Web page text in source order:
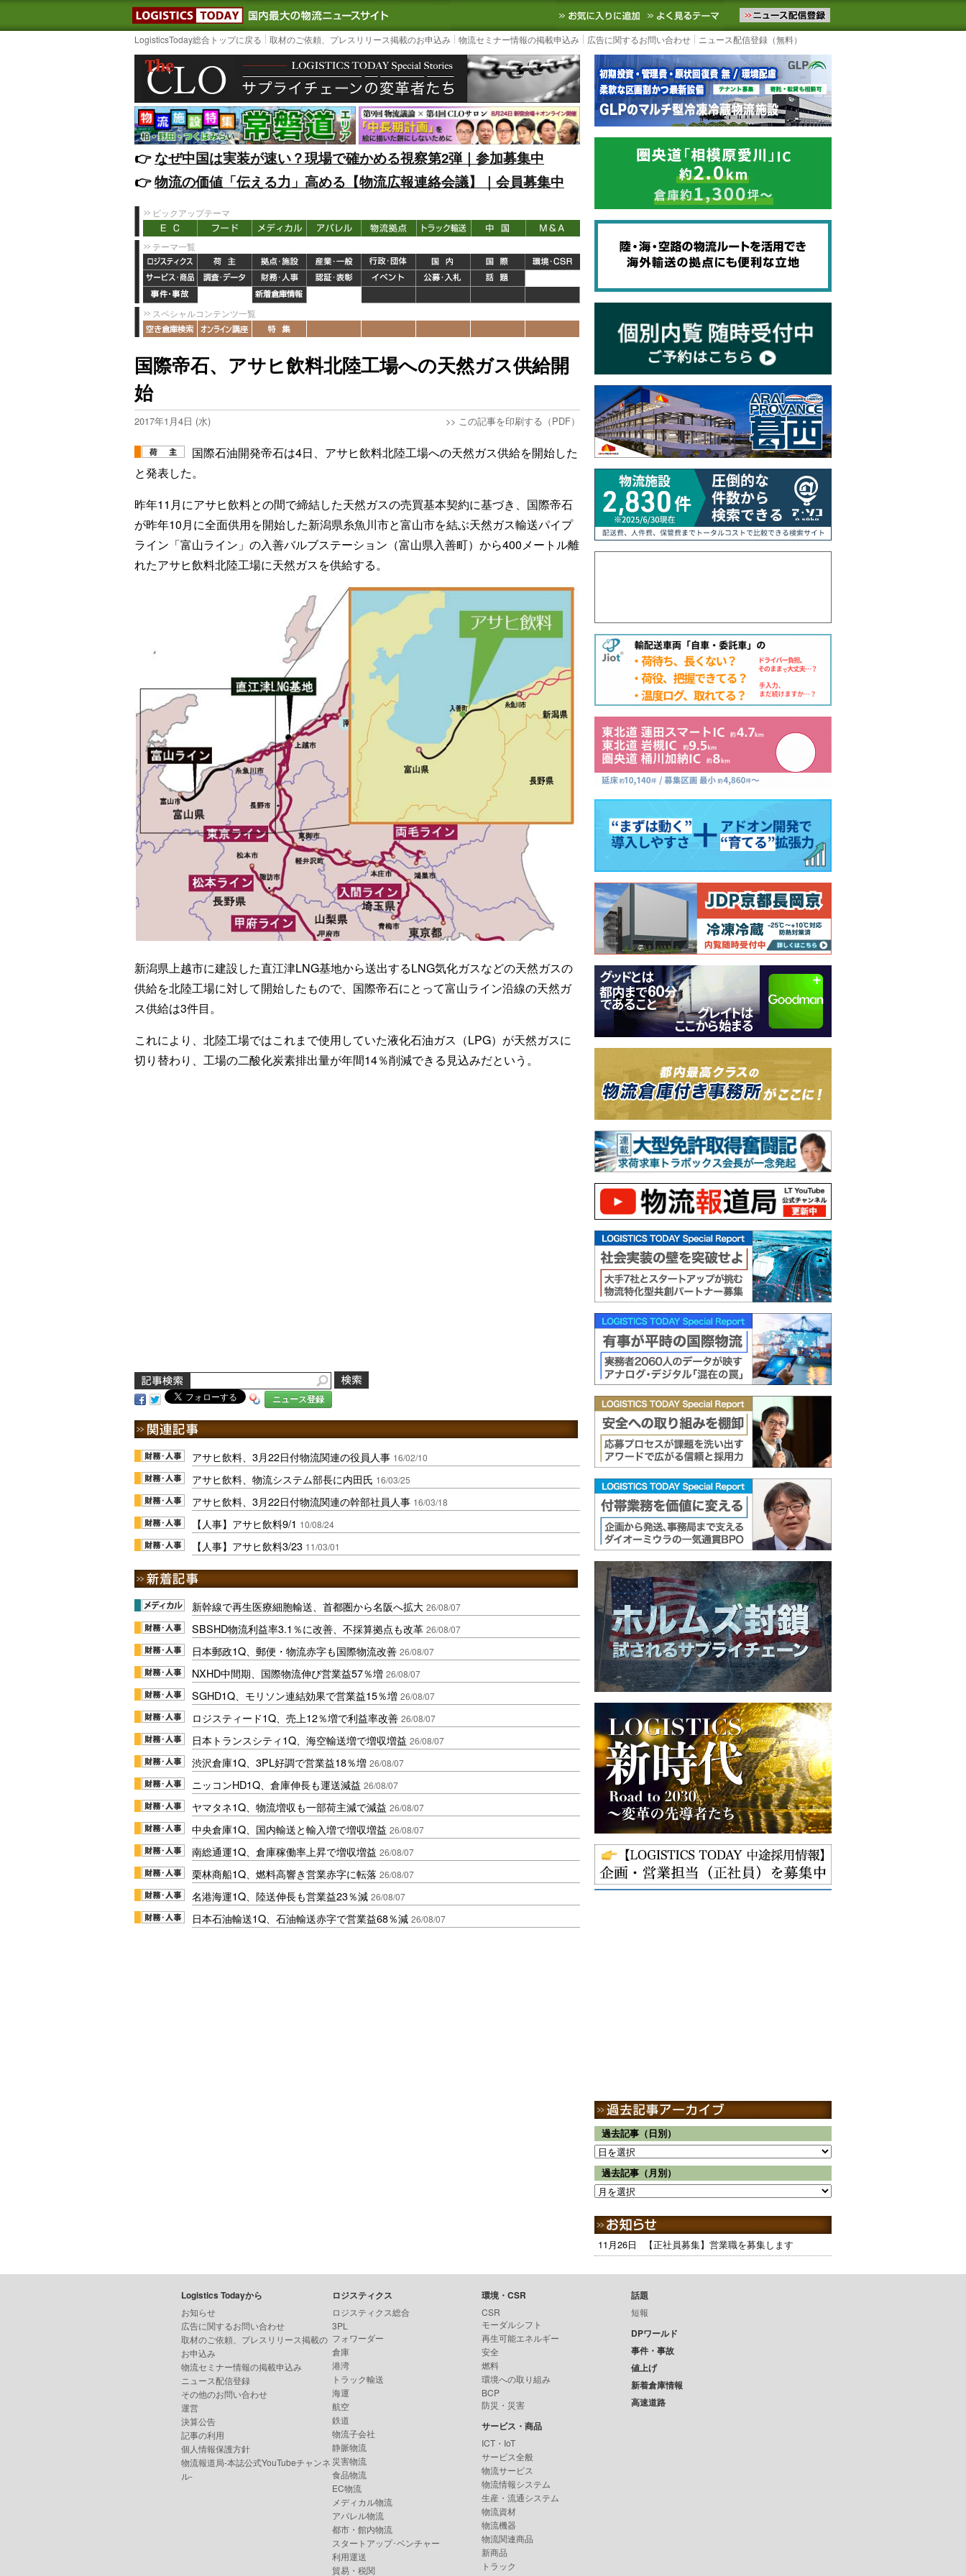
LOGISTICS TODAY｜国内最大の物流ニュースサイト3PL, SCMなど国内外の最新の物流ニュースをお届けします。物流ニュースメール配信を登録す
お気に入りに追加 よく見るテーマ
LogisticsToday総合トップに戻る 取材のご依頼、プレスリリース掲載のお申込み 物流セミナー情報の掲載申込み 広告に関するお問い合わせ ニュース配信登録（無料）
👉️なぜ中国は実装が速い？現場で確かめる視察第2弾｜参加募集中
👉️物流の価値「伝える力」高める【物流広報連絡会議】｜会員募集中
ピックアップテーマ
テーマ一覧
スペシャルコンテンツ一覧
国際帝石、アサヒ飲料北陸工場への天然ガス供給開
始
2017年1月4日 (水) >> この記事を印刷する（PDF）
国際石油開発帝石は4日、アサヒ飲料北陸工場への天然ガス供給を開始した
と発表した。
昨年11月にアサヒ飲料との間で締結した天然ガスの売買基本契約に基づき、国際帝石
が昨年10月に全面供用を開始した新潟県糸魚川市と富山市を結ぶ天然ガス輸送パイプ
ライン「富山ライン」の入善バルブステーション（富山県入善町）から400メートル離
れたアサヒ飲料北陸工場に天然ガスを供給する。
新潟県上越市に建設した直江津LNG基地から送出するLNG気化ガスなどの天然ガスの
供給を北陸工場に対して開始したもので、国際帝石にとって富山ライン沿線の天然ガ
ス供給は3件目。
これにより、北陸工場ではこれまで使用していた液化石油ガス（LPG）が天然ガスに
切り替わり、工場の二酸化炭素排出量が年間14％削減できる見込みだという。
ニュース登録
アサヒ飲料、3月22日付物流関連の役員人事 16/02/10
アサヒ飲料、物流システム部長に内田氏 16/03/25
アサヒ飲料、3月22日付物流関連の幹部社員人事 16/03/18
【人事】アサヒ飲料9/1 10/08/24
【人事】アサヒ飲料3/23 11/03/01
新幹線で再生医療細胞輸送、首都圏から名阪へ拡大 26/08/07
SBSHD物流利益率3.1％に改善、不採算拠点も改革 26/08/07
日本郵政1Q、郵便・物流赤字も国際物流改善 26/08/07
NXHD中間期、国際物流伸び営業益57％増 26/08/07
SGHD1Q、モリソン連結効果で営業益15％増 26/08/07
ロジスティード1Q、売上12％増で利益率改善 26/08/07
日本トランスシティ1Q、海空輸送増で増収増益 26/08/07
渋沢倉庫1Q、3PL好調で営業益18％増 26/08/07
ニッコンHD1Q、倉庫伸長も運送減益 26/08/07
ヤマタネ1Q、物流増収も一部荷主減で減益 26/08/07
中央倉庫1Q、国内輸送と輸入増で増収増益 26/08/07
南総通運1Q、倉庫稼働率上昇で増収増益 26/08/07
栗林商船1Q、燃料高響き営業赤字に転落 26/08/07
名港海運1Q、陸送伸長も営業益23％減 26/08/07
日本石油輸送1Q、石油輸送赤字で営業益68％減 26/08/07
過去記事（日別）
過去記事（月別）
11月26日 【正社員募集】営業職を募集します
Logistics Todayから
お知らせ
広告に関するお問い合わせ
取材のご依頼、プレスリリース掲載の
お申込み
物流セミナー情報の掲載申込み
ニュース配信登録
その他のお問い合わせ
運営
決算公告
記事の利用
個人情報保護方針
物流報道局-本誌公式YouTubeチャンネ
ル-
ロジスティクス
ロジスティクス総合
3PL
フォワーダー
倉庫
港湾
トラック輸送
海運
航空
鉄道
物流子会社
静脈物流
災害物流
食品物流
EC物流
メディカル物流
アパレル物流
都市・館内物流
スタートアップ･ベンチャー
利用運送
貿易・税関
環境・CSR
CSR
モーダルシフト
再生可能エネルギー
安全
燃料
環境への取り組み
BCP
防災・災害
サービス・商品
ICT・IoT
サービス全般
物流サービス
物流情報システム
生産・流通システム
物流資材
物流機器
物流関連商品
新商品
トラック
話題
短報
DPワールド
事件・事故
値上げ
新着倉庫情報
高速道路